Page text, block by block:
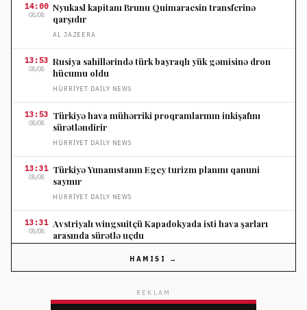
14:00
08/08
Nyukasl kapitanı Brunu Quimaraesin transferinə
qarşıdır
AL JAZEERA
13:53
08/08
Rusiya sahillərində türk bayraqlı yük gəmisinə dron
hücumu oldu
HÜRRIYET DAILY NEWS
13:53
08/08
Türkiyə hava mühərriki proqramlarının inkişafını
sürətləndirir
HÜRRIYET DAILY NEWS
13:31
08/08
Türkiyə Yunanıstanın Egey turizm planını qanuni
saymır
HÜRRIYET DAILY NEWS
13:31
08/08
Avstriyalı wingsuitçü Kapadokyada isti hava şarları
arasında sürətlə uçdu
FRANCE 24
HAMISI →
REKLAM